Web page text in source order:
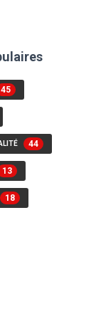
45
44
13
18